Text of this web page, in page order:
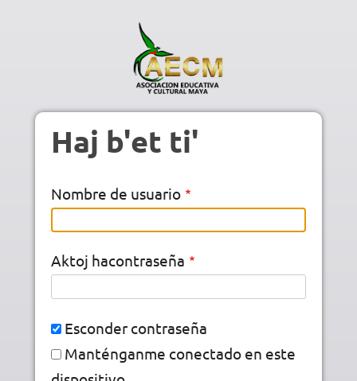
Haj b'et ti'
Nombre de usuario
Aktoj hacontraseña
Esconder contraseña
Manténganme conectado en este